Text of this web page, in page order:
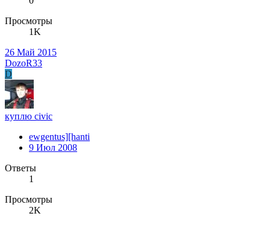
Просмотры
1K
26 Май 2015
DozoR33
D
куплю civic
ewgentus][hanti
9 Июл 2008
Ответы
1
Просмотры
2K